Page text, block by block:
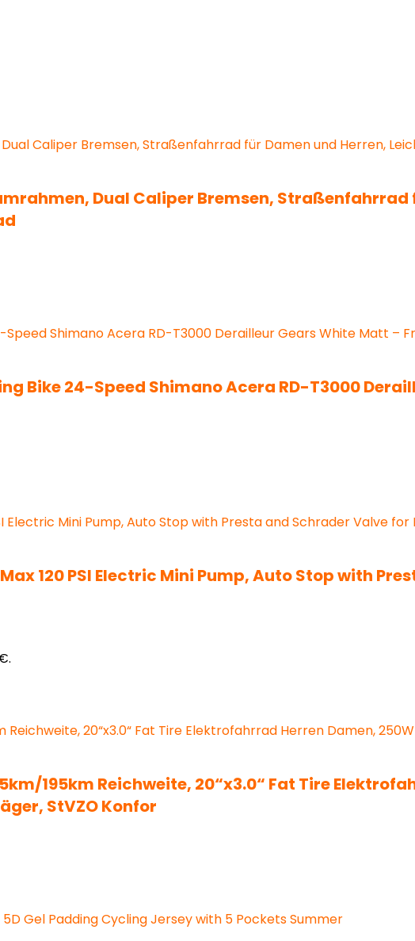
Dual Caliper Bremsen, Straßenfahrrad
Bike 24-Speed Shimano Acera RD-T3000
120 PSI Electric Mini Pump, Auto Stop with
195km Reichweite, 20“x3.0“ Fat Tire
StVZO Konfor